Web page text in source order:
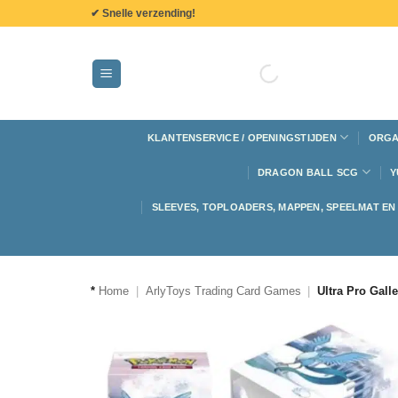
✔ Snelle verzending!
KLANTENSERVICE / OPENINGSTIJDEN
DRAGON BALL SCG
SLEEVES, TOPLOADERS, MAPPEN, SPEELMAT
* Home ArlyToys Trading Card Games Ultra Pro